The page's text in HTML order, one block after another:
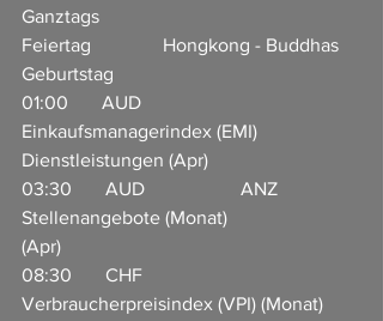
Ganztags
Feiertag               Hongkong - Buddhas
Geburtstag
01:00       AUD
Einkaufsmanagerindex (EMI)
Dienstleistungen (Apr)
03:30       AUD                    ANZ
Stellenangebote (Monat)
(Apr)
08:30       CHF
Verbraucherpreisindex (VPI) (Monat)